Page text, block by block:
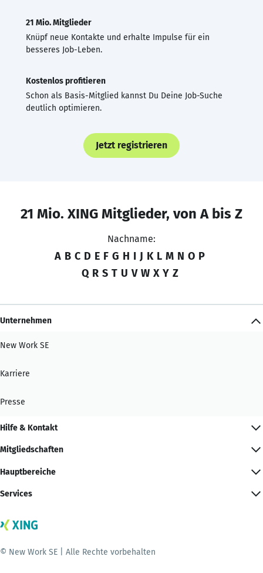
21 Mio. Mitglieder
Knüpf neue Kontakte und erhalte Impulse für ein
besseres Job-Leben.
Kostenlos profitieren
Schon als Basis-Mitglied kannst Du Deine Job-Suche
deutlich optimieren.
Jetzt registrieren
21 Mio. XING Mitglieder, von A bis Z
Nachname:
A B C D E F G H I J K L M N O P
Q R S T U V W X Y Z
Unternehmen
New Work SE
Karriere
Presse
Hilfe & Kontakt
Mitgliedschaften
Hauptbereiche
Services
© New Work SE | Alle Rechte vorbehalten